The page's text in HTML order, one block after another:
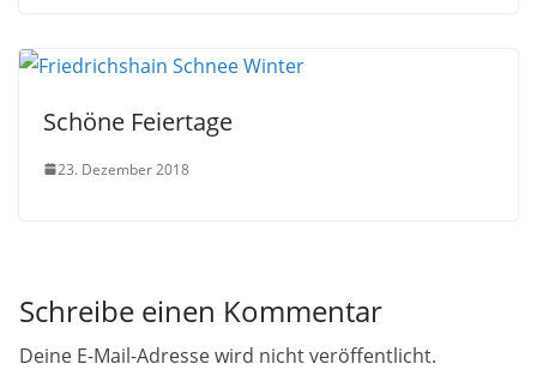
Schöne Feiertage
23. Dezember 2018
Schreibe einen Kommentar
Deine E-Mail-Adresse wird nicht veröffentlicht.